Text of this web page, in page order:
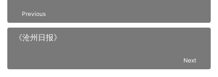
Previous
《沧州日报》
Next